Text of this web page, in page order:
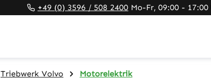
+49 (0) 3596 / 508 2400 Mo-Fr, 09:00 - 17:00
Triebwerk Volvo Motorelektrik